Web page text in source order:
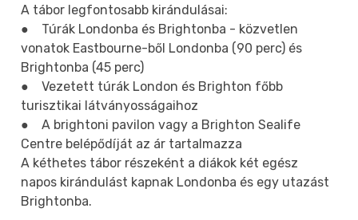
A tábor legfontosabb kirándulásai:
● Túrák Londonba és Brightonba - közvetlen
vonatok Eastbourne-ből Londonba (90 perc) és
Brightonba (45 perc)
● Vezetett túrák London és Brighton főbb
turisztikai látványosságaihoz
● A brightoni pavilon vagy a Brighton Sealife
Centre belépődíját az ár tartalmazza
A kéthetes tábor részeként a diákok két egész
napos kirándulást kapnak Londonba és egy utazást
Brightonba.